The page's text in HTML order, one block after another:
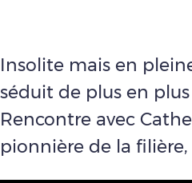
Insolite mais en
séduit de plus en
Rencontre avec
pionnière de la filière,